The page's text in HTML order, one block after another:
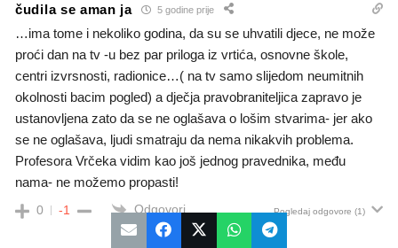
čudila se aman ja 5 godine prije
…ima tome i nekoliko godina, da su se uhvatili djece, ne može
proći dan na tv -u bez par priloga iz vrtića, osnovne škole,
centri izvrsnosti, radionice…( na tv samo slijedom neumitnih
okolnosti bacim pogled) a dječja pravobraniteljica zapravo je
ustanovljena zato da se ne oglašava o lošim stvarima- jer ako
se ne oglašava, ljudi smatraju da nema nikakvih problema.
Profesora Vrčeka vidim kao još jednog pravednika, među
nama- ne možemo propasti!
0 -1 Odgovori Pogledaj odgovore (1)